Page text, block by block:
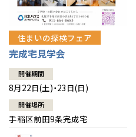
住まいの探検フェア
完成宅見学会
開催期間
8月22日(土)・23日(日)
開催場所
手稲区前田9条完成宅
道央
道北
道南
道東
青森
秋田
岩手
山形
宮城
甲信越・北陸
新潟
山梨
長野
富山
関東
東京
神奈川
埼玉
東海
愛知
岐阜
近畿
大阪
中国・四国
道央
苫小牧千歳
小樽
道北
道南
道東
釧路
青森県
八戸
青森
秋田県
秋田
岩手県
山形県
宮城県
仙台
甲信越・北陸
新潟県
長岡
山梨県
長野県
関東
東京都
神奈川県
相模
東海
愛知県
岐阜県
岐阜
近畿
大阪府
大阪
中国・四国